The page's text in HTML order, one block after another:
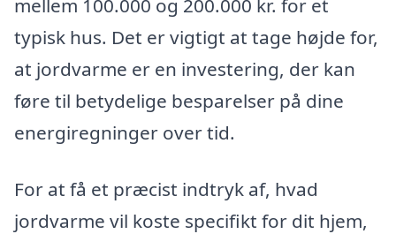
mellem 100.000 og 200.000 kr. for et
typisk hus. Det er vigtigt at tage højde for,
at jordvarme er en investering, der kan
føre til betydelige besparelser på dine
energiregninger over tid.
For at få et præcist indtryk af, hvad
jordvarme vil koste specifikt for dit hjem,